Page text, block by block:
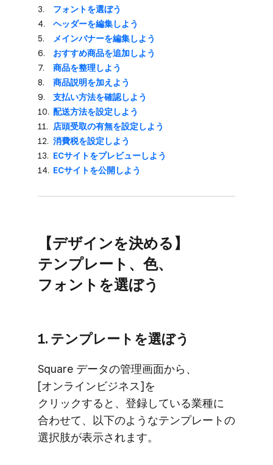
フォントを​選ぼう
ヘッダーを​編集しよう
メインバナーを​編集しよう
おすすめ商品を​追加しよう
商品を​整理しよう
商品説明を​加えよう
支払い方​法を​確認しよう
配送方​法を​設定しよう
店頭受取の​有無を​設定しよう
消費税を​設定しよう
ECサイトを​プレビューしよう
ECサイトを​公開しよう
【デザインを​決める​】
テンプレート、​色、​
フォントを​選ぼう
1. テンプレートを​選ぼう
Square データの​管理画面から、​
[オンラインビジネス]を​
クリックすると、​登録している​業種に​
合わせて、​以下のような​テンプレートの​
選択肢が​表示されます。